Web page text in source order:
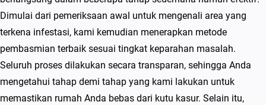
Dimulai dari pemeriksaan awal untuk mengenali area yang
terkena infestasi, kami kemudian menerapkan metode
pembasmian terbaik sesuai tingkat keparahan masalah.
Seluruh proses dilakukan secara transparan, sehingga Anda
mengetahui tahap demi tahap yang kami lakukan untuk
memastikan rumah Anda bebas dari kutu kasur. Selain itu,